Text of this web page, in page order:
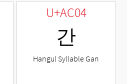
U+AC04
간
Hangul Syllable Gan